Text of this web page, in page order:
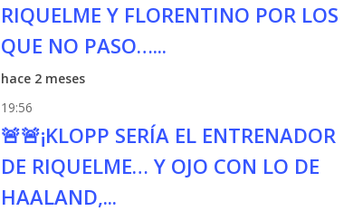
RIQUELME Y FLORENTINO POR LOS
QUE NO PASO…...
hace 2 meses
19:56
🚨🚨¡KLOPP SERÍA EL ENTRENADOR
DE RIQUELME… Y OJO CON LO DE
HAALAND,...